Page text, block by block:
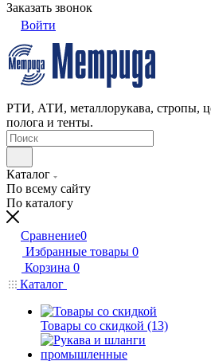
Заказать звонок
Войти
РТИ, АТИ, металлорукава, стропы,
полога и тенты.
Каталог
По всему сайту
По каталогу
Сравнение0
Избранные товары 0
Корзина 0
Каталог
Товары со скидкой (13)